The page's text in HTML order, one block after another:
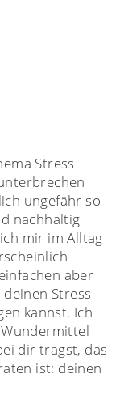
Stress
ungefähr so
nachhaltig
mir im Alltag
aber
Stress
kannst. Ich
dir trägst, das
ist: deinen